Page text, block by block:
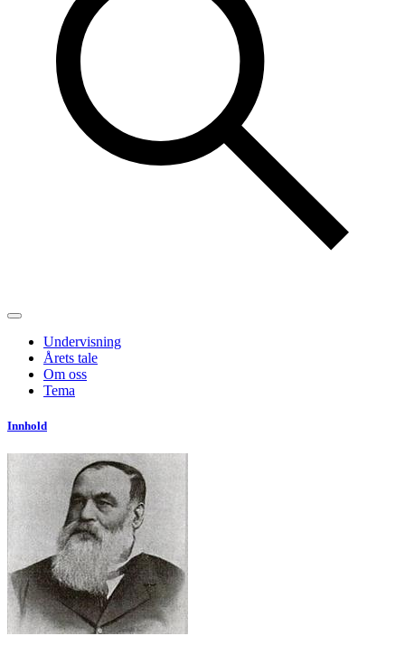
Undervisning
Årets tale
Om oss
Tema
Innhold